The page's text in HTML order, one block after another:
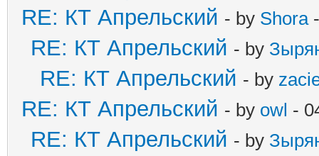
RE: КТ Апрельский - by Shora-
RE: КТ Апрельский - by
RE: КТ Апрельский - by
RE: КТ Апрельский - by owl -
RE: КТ Апрельский - by